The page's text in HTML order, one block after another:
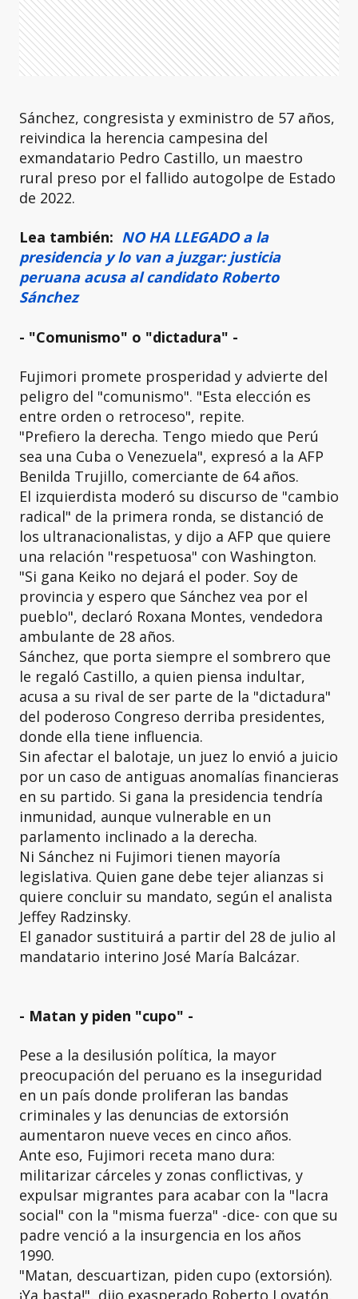
Sánchez, congresista y exministro de 57 años,
reivindica la herencia campesina del
exmandatario Pedro Castillo, un maestro
rural preso por el fallido autogolpe de Estado
de 2022.
Lea también: NO HA LLEGADO a la
presidencia y lo van a juzgar: justicia
peruana acusa al candidato Roberto
Sánchez
- "Comunismo" o "dictadura" -
Fujimori promete prosperidad y advierte del
peligro del "comunismo". "Esta elección es
entre orden o retroceso", repite.
"Prefiero la derecha. Tengo miedo que Perú
sea una Cuba o Venezuela", expresó a la AFP
Benilda Trujillo, comerciante de 64 años.
El izquierdista moderó su discurso de "cambio
radical" de la primera ronda, se distanció de
los ultranacionalistas, y dijo a AFP que quiere
una relación "respetuosa" con Washington.
"Si gana Keiko no dejará el poder. Soy de
provincia y espero que Sánchez vea por el
pueblo", declaró Roxana Montes, vendedora
ambulante de 28 años.
Sánchez, que porta siempre el sombrero que
le regaló Castillo, a quien piensa indultar,
acusa a su rival de ser parte de la "dictadura"
del poderoso Congreso derriba presidentes,
donde ella tiene influencia.
Sin afectar el balotaje, un juez lo envió a juicio
por un caso de antiguas anomalías financieras
en su partido. Si gana la presidencia tendría
inmunidad, aunque vulnerable en un
parlamento inclinado a la derecha.
Ni Sánchez ni Fujimori tienen mayoría
legislativa. Quien gane debe tejer alianzas si
quiere concluir su mandato, según el analista
Jeffey Radzinsky.
El ganador sustituirá a partir del 28 de julio al
mandatario interino José María Balcázar.
- Matan y piden "cupo" -
Pese a la desilusión política, la mayor
preocupación del peruano es la inseguridad
en un país donde proliferan las bandas
criminales y las denuncias de extorsión
aumentaron nueve veces en cinco años.
Ante eso, Fujimori receta mano dura:
militarizar cárceles y zonas conflictivas, y
expulsar migrantes para acabar con la "lacra
social" con la "misma fuerza" -dice- con que su
padre venció a la insurgencia en los años
1990.
"Matan, descuartizan, piden cupo (extorsión).
¡Ya basta!", dijo exasperado Roberto Lovatón,